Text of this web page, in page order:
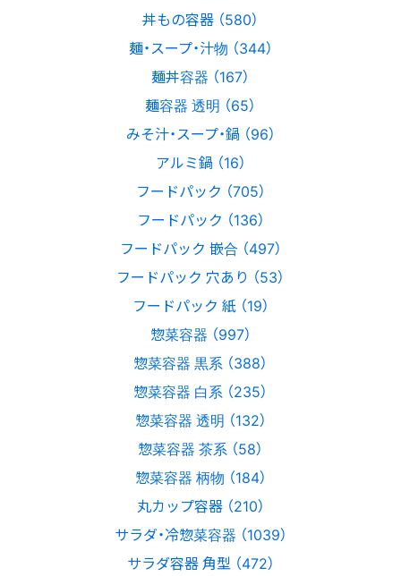
丼もの容器 （580）
麺・スープ・汁物 （344）
麺丼容器 （167）
麺容器 透明 （65）
みそ汁・スープ・鍋 （96）
アルミ鍋 （16）
フードパック （705）
フードパック （136）
フードパック 嵌合 （497）
フードパック 穴あり （53）
フードパック 紙 （19）
惣菜容器 （997）
惣菜容器 黒系 （388）
惣菜容器 白系 （235）
惣菜容器 透明 （132）
惣菜容器 茶系 （58）
惣菜容器 柄物 （184）
丸カップ容器 （210）
サラダ・冷惣菜容器 （1039）
サラダ容器 角型 （472）